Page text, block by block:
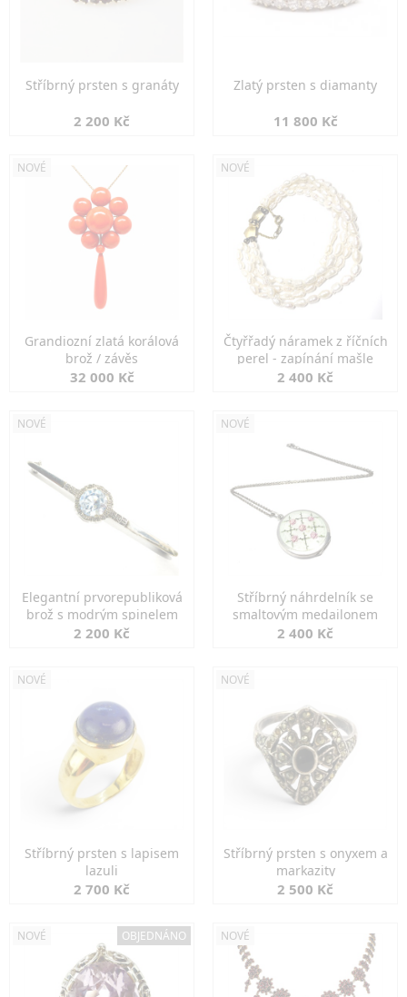
Stříbrný prsten s granáty
2 200 Kč
Zlatý prsten s diamanty
11 800 Kč
NOVÉ
Grandiozní zlatá korálová
brož / závěs
32 000 Kč
NOVÉ
Čtyřřadý náramek z říčních
perel - zapínání mašle
2 400 Kč
NOVÉ
Elegantní prvorepubliková
brož s modrým spinelem
2 200 Kč
NOVÉ
Stříbrný náhrdelník se
smaltovým medailonem
2 400 Kč
NOVÉ
Stříbrný prsten s lapisem
lazuli
2 700 Kč
NOVÉ
Stříbrný prsten s onyxem a
markazity
2 500 Kč
NOVÉ OBJEDNÁNO NOVÉ